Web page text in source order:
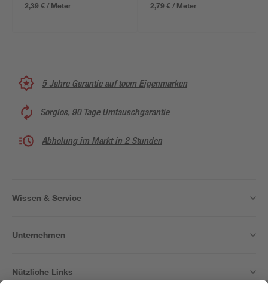
10,05 m
2,39 € / Meter 2,79 € / Meter
5 Jahre Garantie auf toom Eigenmarken
Sorglos, 90 Tage Umtauschgarantie
Abholung im Markt in 2 Stunden
Wissen & Service
Unternehmen
Nützliche Links